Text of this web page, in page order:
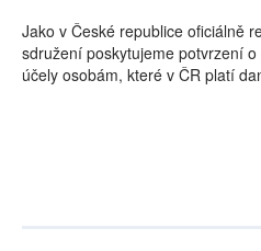
Jako v České republice oficiálně
sdružení poskytujeme potvrzení
účely osobám, které v ČR platí